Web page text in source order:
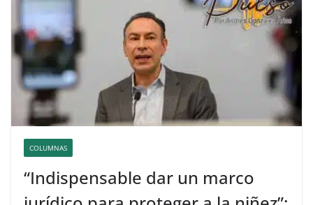
COLUMNAS
“Indispensable dar un marco